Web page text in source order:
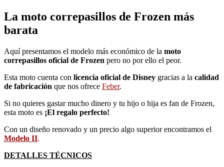
La moto correpasillos de Frozen más
barata
Aquí presentamos el modelo más económico de la moto
correpasillos oficial de Frozen pero no por ello el peor.
Esta moto cuenta con licencia oficial de Disney gracias a la calidad
de fabricación que nos ofrece Feber.
Si no quieres gastar mucho dinero y tu hijo o hija es fan de Frozen,
esta moto es ¡El regalo perfecto!
Con un diseño renovado y un precio algo superior encontramos el
Modelo II.
DETALLES TÉCNICOS